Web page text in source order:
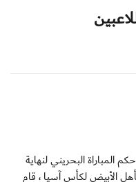
2015 : بعد إعلان حكم المباراة البحريني لنهاية
الأبيض لكأس آسيا ، قام